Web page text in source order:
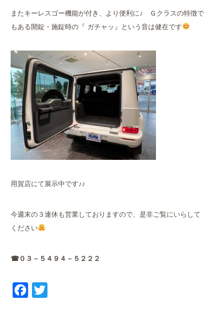
またキーレスゴー機能が付き、より便利に♪ Ｇクラスの特徴で
もある開錠・施錠時の『 ガチャッ』という音は健在です
用賀店にて展示中です♪♪
今週末の３連休も営業しておりますので、是非ご覧にいらして
ください
☎０３－５４９４－５２２２
Facebook